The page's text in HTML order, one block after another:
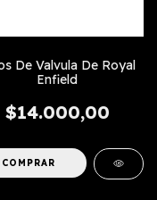
De Valvula De Royal
Enfield
$14.000,00
COMPRAR